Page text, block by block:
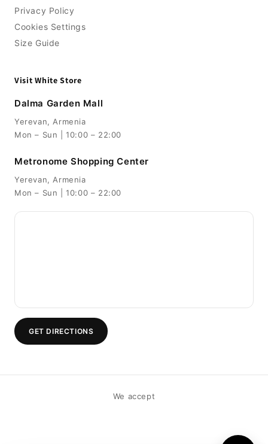
Privacy Policy
Cookies Settings
Size Guide
Visit White Store
Dalma Garden Mall
Yerevan, Armenia
Mon – Sun | 10:00 – 22:00
Metronome Shopping Center
Yerevan, Armenia
Mon – Sun | 10:00 – 22:00
GET DIRECTIONS
We accept